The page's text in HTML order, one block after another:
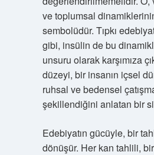
ve toplumsal
sembolüdür. Tıpkı
gibi, insülin de bu
unsuru olarak karşımıza
düzeyi, bir insanın içsel
ruhsal ve bedensel
şekillendiğini anlatan bir
Edebiyatın gücüyle, bir
dönüşür. Her kan tahlili,